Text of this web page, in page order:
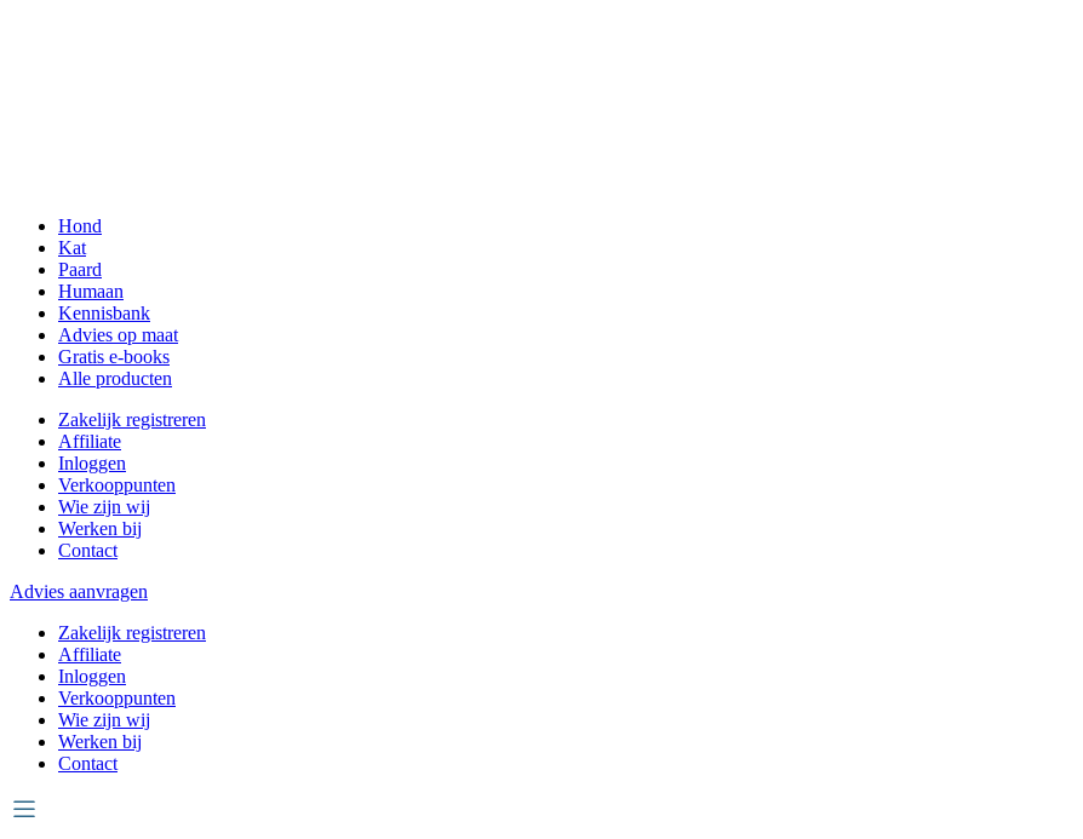
Hond
Kat
Paard
Humaan
Kennisbank
Advies op maat
Gratis e-books
Alle producten
Zakelijk registreren
Affiliate
Inloggen
Verkooppunten
Wie zijn wij
Werken bij
Contact
Advies aanvragen
Zakelijk registreren
Affiliate
Inloggen
Verkooppunten
Wie zijn wij
Werken bij
Contact